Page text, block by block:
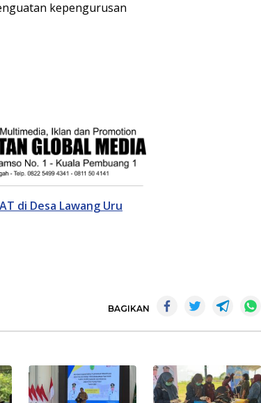
kepengurusan
di Desa Lawang Uru
BAGIKAN